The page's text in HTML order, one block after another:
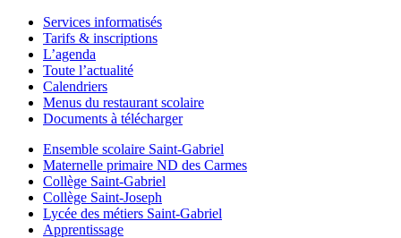
Services informatisés
Tarifs & inscriptions
L’agenda
Toute l’actualité
Calendriers
Menus du restaurant scolaire
Documents à télécharger
Ensemble scolaire Saint-Gabriel
Maternelle primaire ND des Carmes
Collège Saint-Gabriel
Collège Saint-Joseph
Lycée des métiers Saint-Gabriel
Apprentissage